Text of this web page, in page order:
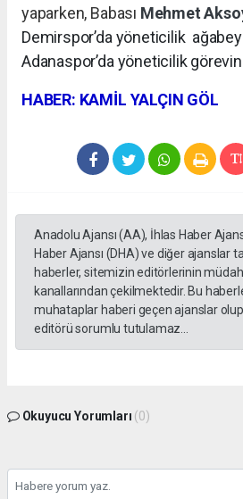
yaparken, Babası Mehmet
Demirspor’da yöneticilik
Adanaspor’da yöneticilik
HABER: KAMİL YALÇIN GÖL
Anadolu Ajansı (AA), İhlas Haber
Haber Ajansı (DHA) ve diğer ajanslar
haberler, sitemizin editörlerinin
kanallarından çekilmektedir. Bu
muhataplar haberi geçen ajanslar
editörü sorumlu tutulamaz...
Okuyucu Yorumları (0)